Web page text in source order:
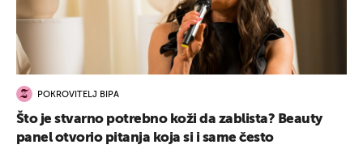
POKROVITELJ BIPA
Što je stvarno potrebno koži da zablista? Beauty
panel otvorio pitanja koja si i same često